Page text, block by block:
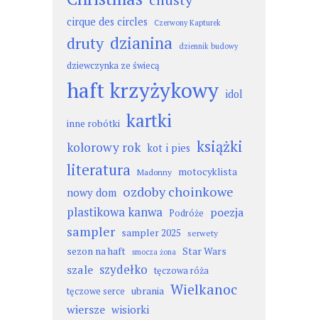
cirque des circles Czerwony Kapturek
druty dzianina dziennik budowy
dziewczynka ze świecą
haft krzyżykowy idol
inne robótki kartki
kolorowy rok kot i pies książki
literatura Madonny motocyklista
nowy dom ozdoby choinkowe
plastikowa kanwa Podróże poezja
sampler sampler 2025 serwety
sezon na haft smocza żona Star Wars
szale szydełko tęczowa róża
tęczowe serce ubrania Wielkanoc
wiersze wisiorki